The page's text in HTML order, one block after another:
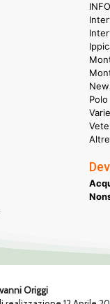
Polo
Varie
Origgi